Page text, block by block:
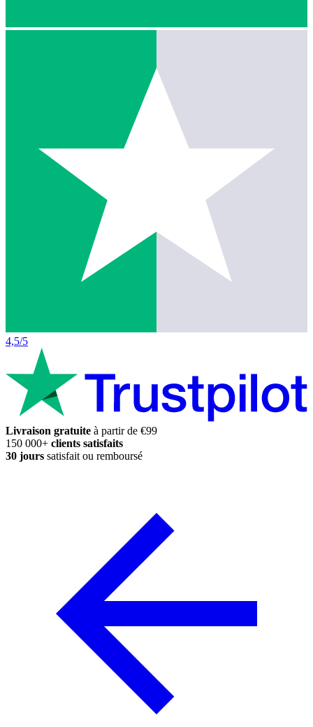
4,5/5
Livraison gratuite à partir de €99
150 000+ clients satisfaits
30 jours satisfait ou remboursé